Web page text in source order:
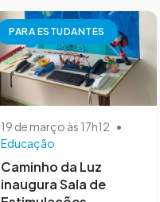
PARA ESTUDANTES
19 de março às 17h12 •
Educação
Caminho da Luz
inaugura Sala de